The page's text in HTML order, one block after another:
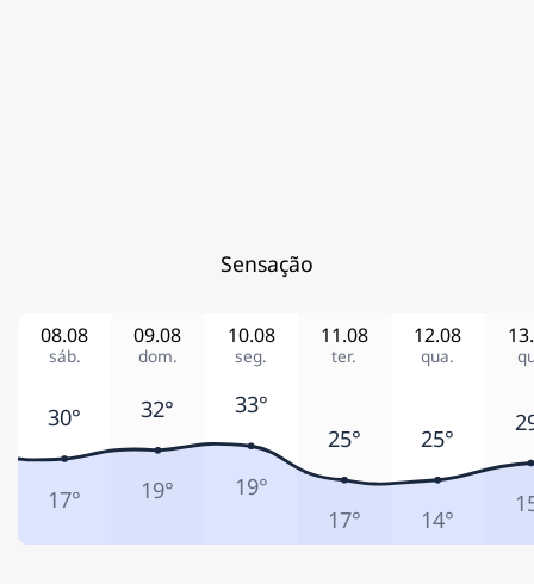
Sensação
sáb.
08.08
dom.
09.08
seg.
10.08
ter.
11.08
qua.
12.08
30°
17°
32°
19°
33°
19°
25°
17°
25°
14°